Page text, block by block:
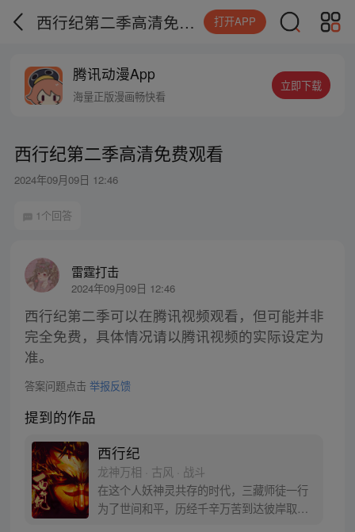
西行纪第二季高清免费观看 打开APP
腾讯动漫App
海量正版漫画畅快看
立即下载
西行纪第二季高清免费观看
2024年09月09日 12:46
1个回答
雷霆打击
2024年09月09日 12:46
西行纪第二季可以在腾讯视频观看，但可能并非
完全免费，具体情况请以腾讯视频的实际设定为
准。
答案问题点击 举报反馈
提到的作品
西行纪
龙神万相 · 古风 · 战斗
在这个人妖神灵共存的时代，三藏师徒一行
为了世间和平，历经千辛万苦到达彼岸取